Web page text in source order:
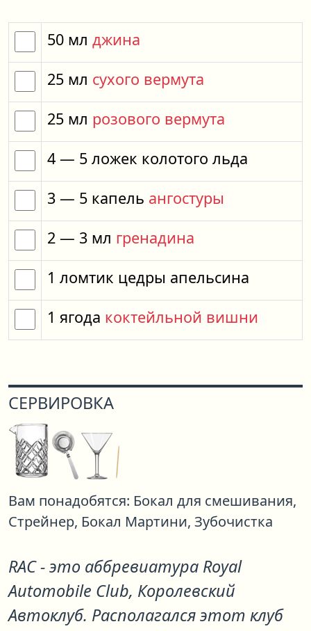
50 мл джина
25 мл сухого вермута
25 мл розового вермута
4 — 5 ложек колотого льда
3 — 5 капель ангостуры
2 — 3 мл гренадина
1 ломтик цедры апельсина
1 ягода коктейльной вишни
СЕРВИРОВКА
Вам понадобятся: Бокал для смешивания,
Стрейнер, Бокал Мартини, Зубочистка
RAC - это аббревиатура Royal
Automobile Club, Королевский
Автоклуб. Располагался этот клуб